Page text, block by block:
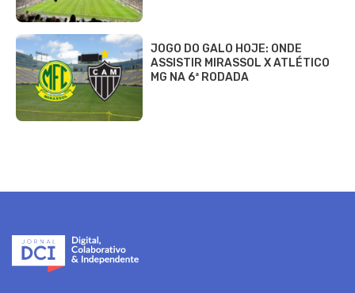
JOGO DO GALO HOJE: ONDE
ASSISTIR MIRASSOL X ATLÉTICO
MG NA 6ª RODADA